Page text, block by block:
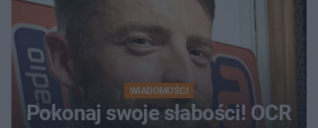
WIADOMOŚCI
Pokonaj swoje słabości! OCR